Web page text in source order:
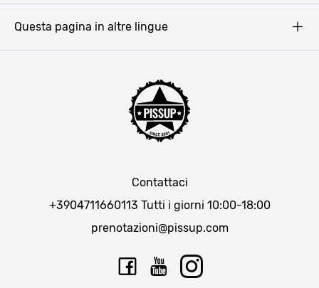
Bucarest
Contattaci
+3904711660113 Tutti i giorni 10:00-18:00
prenotazioni@pissup.com
Questa pagina in altre lingue